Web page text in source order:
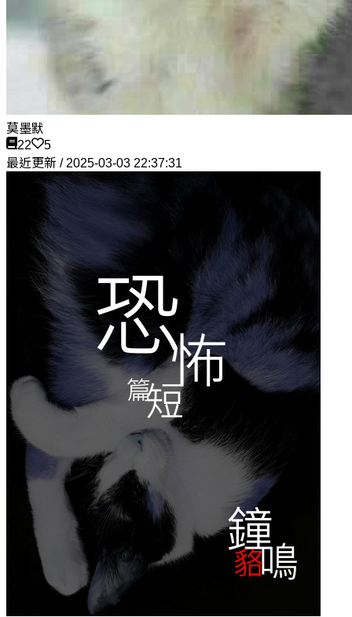
莫墨默
22
5
最近更新 / 2025-03-03 22:37:31